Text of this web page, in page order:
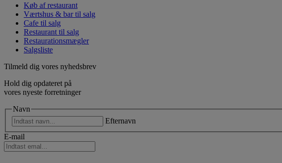
Køb af restaurant
Værtshus & bar til salg
Cafe til salg
Restaurant til salg
Restaurationsmægler
Salgsliste
Tilmeld dig vores nyhedsbrev
Hold dig opdateret på
vores nyeste forretninger
Navn
Efternavn
E-mail